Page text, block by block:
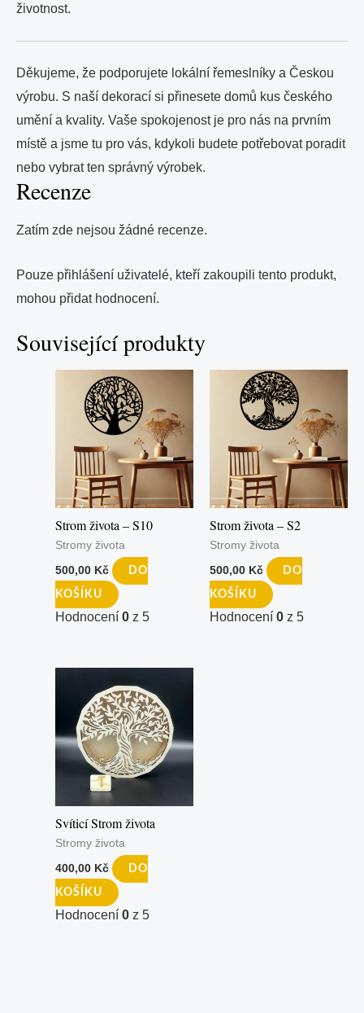
životnost.
Děkujeme, že podporujete lokální řemeslníky a Českou
výrobu. S naší dekorací si přinesete domů kus českého
umění a kvality. Vaše spokojenost je pro nás na prvním
místě a jsme tu pro vás, kdykoli budete potřebovat poradit
nebo vybrat ten správný výrobek.
Recenze
Zatím zde nejsou žádné recenze.
Pouze přihlášení uživatelé, kteří zakoupili tento produkt,
mohou přidat hodnocení.
Související produkty
Strom života – S10
Stromy života
500,00 Kč DO
KOŠÍKU
Hodnocení 0 z 5
Strom života – S2
Stromy života
500,00 Kč DO
KOŠÍKU
Hodnocení 0 z 5
Svíticí Strom života
Stromy života
400,00 Kč DO
KOŠÍKU
Hodnocení 0 z 5